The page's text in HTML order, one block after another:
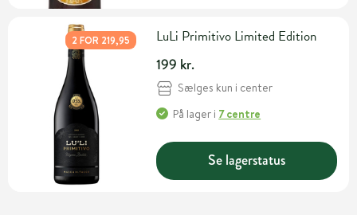
2 FOR 219,95 LuLi Primitivo Limited Edition
199 kr.
Sælges kun i center
På lager i 7 centre
Se lagerstatus